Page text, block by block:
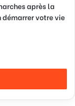
après la
votre vie